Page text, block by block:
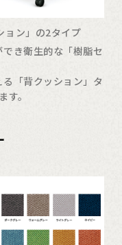
ョン」の2タイプ
き衛生的な「樹脂セ
「背クッション」タ
す。